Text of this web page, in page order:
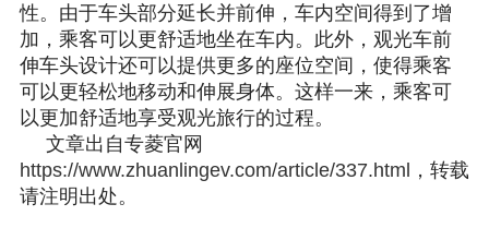
性。由于车头部分延长并前伸，车内空间得到了增
加，乘客可以更舒适地坐在车内。此外，观光车前
伸车头设计还可以提供更多的座位空间，使得乘客
可以更轻松地移动和伸展身体。这样一来，乘客可
以更加舒适地享受观光旅行的过程。
文章出自专菱官 网
https://www.zhuanlingev.com/article/337.html ， 转载
请注明出处。